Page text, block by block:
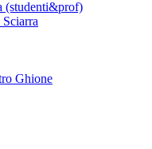
(studenti&prof)
Ghione